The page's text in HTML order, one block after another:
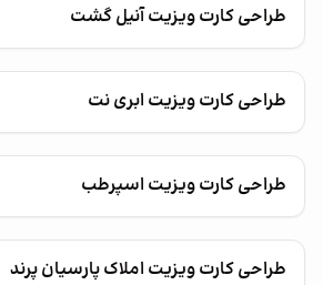
طراحی کارت ویزیت آنیل گشت
طراحی کارت ویزیت ابری نت
طراحی کارت ویزیت اسپرطب
طراحی کارت ویزیت املاک پارسیان پرند